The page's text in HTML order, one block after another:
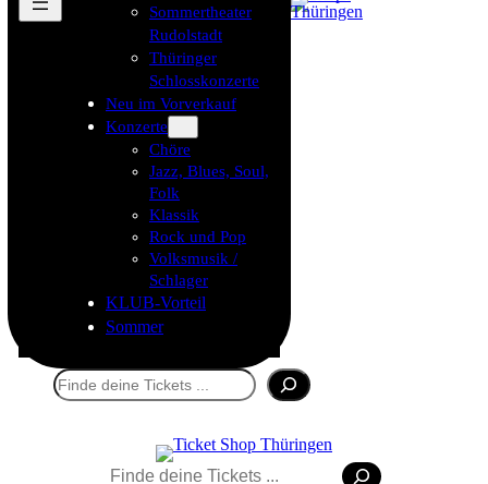
Sommertheater
Rudolstadt
Thüringer
Schlosskonzerte
Neu im Vorverkauf
Konzerte
Chöre
Jazz, Blues, Soul,
Folk
Klassik
Rock und Pop
Volksmusik /
Schlager
KLUB-Vorteil
Sommer
Suchen
Suchen